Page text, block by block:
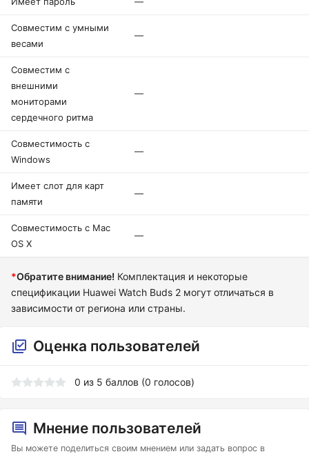
Совместим с умными
весами
—
Совместим с
внешними
мониторами
сердечного ритма
—
Совместимость с
Windows
—
Имеет слот для карт
памяти
—
Совместимость с Mac
OS X
—
*Обратите внимание! Комплектация и некоторые
спецификации Huawei Watch Buds 2 могут отличаться в
зависимости от региона или страны.
Оценка пользователей
0 из 5 баллов (0 голосов)
Мнение пользователей
Вы можете поделиться своим мнением или задать вопрос в